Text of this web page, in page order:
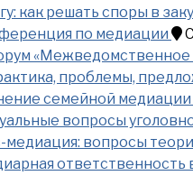
как решать споры в
по медиации
«Межведомственное
проблемы,
семейной
вопросы
медиация: вопросы